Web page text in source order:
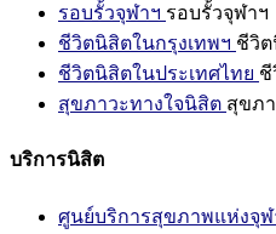
รอบรั้วจุฬาฯ รอบรั้วจุฬาฯ
ชีวิตนิสิตในกรุงเทพฯ ชีวิต
ชีวิตนิสิตในประเทศไทย ชี
สุขภาวะทางใจนิสิต สุขภ
บริการนิสิต
ศูนย์บริการสุขภาพแห่งจุฬ